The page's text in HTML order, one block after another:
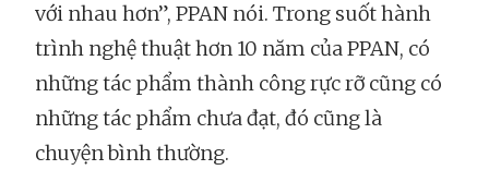
với nhau hơn”, PPAN nói. Trong suốt hành
trình nghệ thuật hơn 10 năm của PPAN, có
những tác phẩm thành công rực rỡ cũng có
những tác phẩm chưa đạt, đó cũng là
chuyện bình thường.